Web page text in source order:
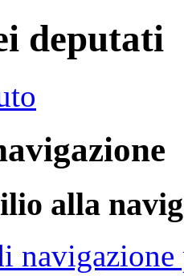
deputati
alla